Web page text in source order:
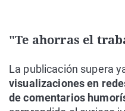
"Te ahorras el
La publicación supera
visualizaciones en
de comentarios